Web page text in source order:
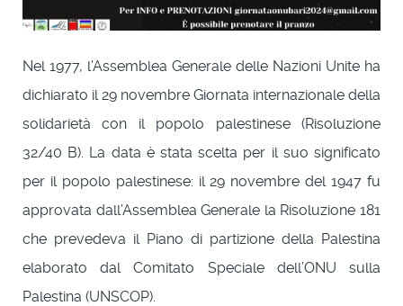
Nel 1977, l’Assemblea Generale delle Nazioni Unite ha
dichiarato il 29 novembre Giornata internazionale della
solidarietà con il popolo palestinese (Risoluzione
32/40 B). La data è stata scelta per il suo significato
per il popolo palestinese: il 29 novembre del 1947 fu
approvata dall’Assemblea Generale la Risoluzione 181
che prevedeva il Piano di partizione della Palestina
elaborato dal Comitato Speciale dell’ONU sulla
Palestina (UNSCOP).